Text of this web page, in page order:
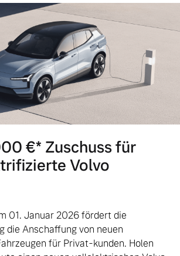
€⁠* Zuschuss für
Volvo
01. Januar 2026 fördert die
die Anschaffung von neuen
für Privat-kunden. Holen